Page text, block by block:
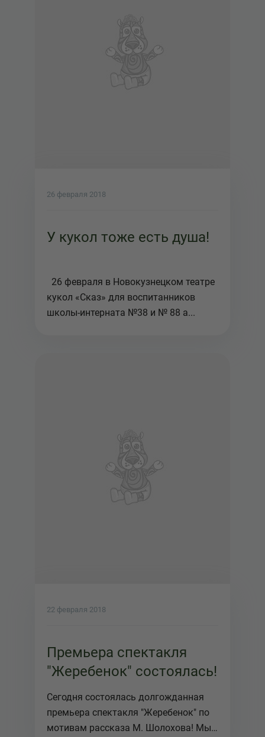
26 февраля 2018
У кукол тоже есть душа!
26 февраля в Новокузнецком театре
кукол «Сказ» для воспитанников
школы-интерната №38 и № 88 а...
22 февраля 2018
Премьера спектакля
"Жеребенок" состоялась!
Сегодня состоялась долгожданная
премьера спектакля "Жеребенок" по
мотивам рассказа М. Шолохова! Мы